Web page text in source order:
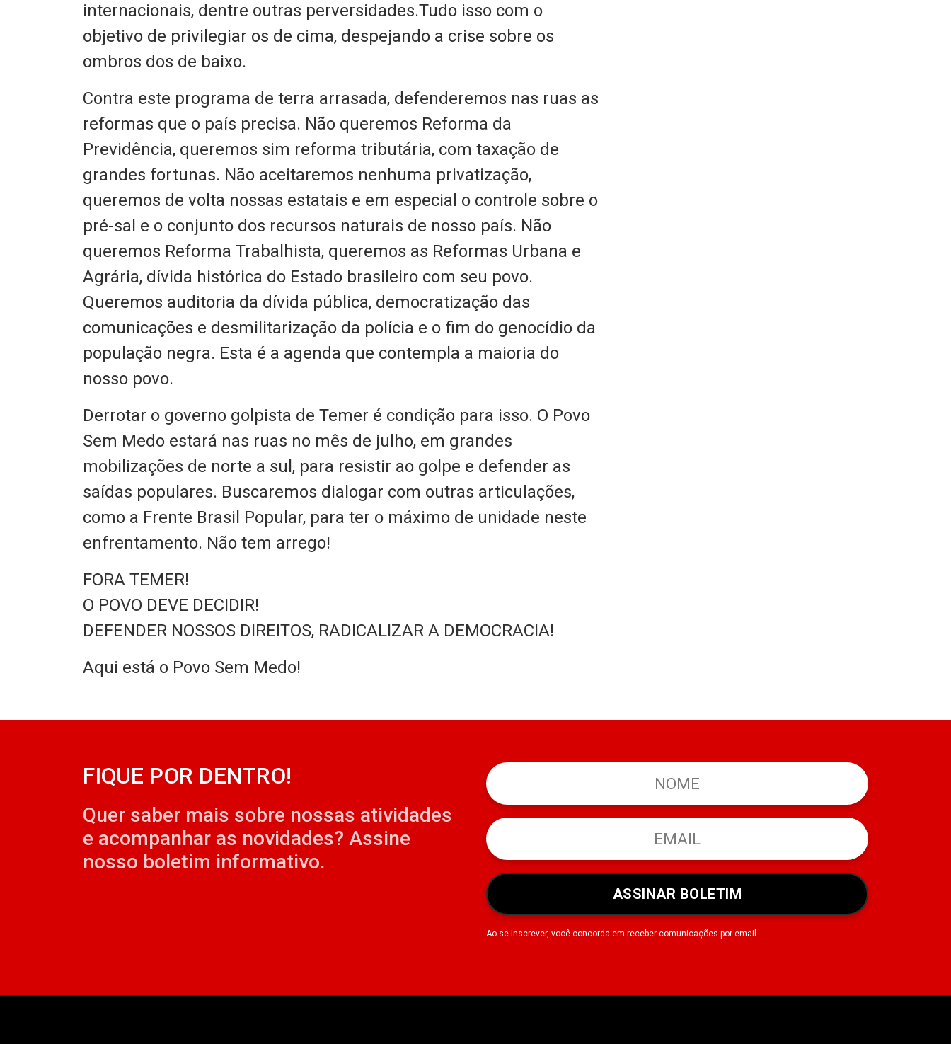
internacionais, dentre outras perversidades.Tudo isso com o
objetivo de privilegiar os de cima, despejando a crise sobre os
ombros dos de baixo.
Contra este programa de terra arrasada, defenderemos nas ruas as
reformas que o país precisa. Não queremos Reforma da
Previdência, queremos sim reforma tributária, com taxação de
grandes fortunas. Não aceitaremos nenhuma privatização,
queremos de volta nossas estatais e em especial o controle sobre o
pré-sal e o conjunto dos recursos naturais de nosso país. Não
queremos Reforma Trabalhista, queremos as Reformas Urbana e
Agrária, dívida histórica do Estado brasileiro com seu povo.
Queremos auditoria da dívida pública, democratização das
comunicações e desmilitarização da polícia e o fim do genocídio da
população negra. Esta é a agenda que contempla a maioria do
nosso povo.
Derrotar o governo golpista de Temer é condição para isso. O Povo
Sem Medo estará nas ruas no mês de julho, em grandes
mobilizações de norte a sul, para resistir ao golpe e defender as
saídas populares. Buscaremos dialogar com outras articulações,
como a Frente Brasil Popular, para ter o máximo de unidade neste
enfrentamento. Não tem arrego!
FORA TEMER!
O POVO DEVE DECIDIR!
DEFENDER NOSSOS DIREITOS, RADICALIZAR A DEMOCRACIA!
Aqui está o Povo Sem Medo!
FIQUE POR DENTRO!
Quer saber mais sobre nossas atividades
e acompanhar as novidades? Assine
nosso boletim informativo.
ASSINAR BOLETIM
Ao se inscrever, você concorda em receber comunicações por email.